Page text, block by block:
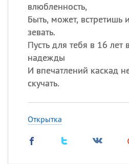
влюбленность,
Быть, может, встретишь
зевать.
Пусть для тебя в 16 лет
надежды
И впечатлений каскад
скучать.
Открытка